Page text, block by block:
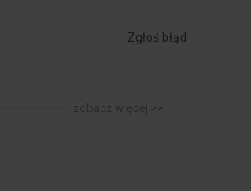
Zgłoś błąd
zobacz więcej >>